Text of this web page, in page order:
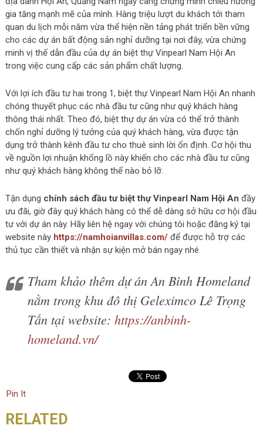
gia tăng mạnh mẽ của mình. Hàng triệu lượt du khách tới tham
quan du lịch mỗi năm vừa thể hiện nền tảng phát triển bền vững
cho các dự án bất động sản nghỉ dưỡng tại nơi đây, vừa chứng
minh vị thế dẫn đầu của dự án biệt thự Vinpearl Nam Hội An
trong việc cung cấp các sản phẩm chất lượng.
Với lợi ích đầu tư hai trong 1, biệt thự Vinpearl Nam Hội An nhanh
chóng thuyết phục các nhà đầu tư cũng như quý khách hàng
thông thái nhất. Theo đó, biệt thự dự án vừa có thể trở thành
chốn nghỉ dưỡng lý tưởng của quý khách hàng, vừa được tận
dụng trở thành kênh đầu tư cho thuê sinh lời ổn định. Cơ hội thu
về nguồn lợi nhuận khổng lồ này khiến cho các nhà đầu tư cũng
như quý khách hàng không thể nào bỏ lỡ.
Tận dụng chính sách đầu tư biệt thự Vinpearl Nam Hội An đầy
ưu đãi, giờ đây quý khách hàng có thể dễ dàng sở hữu cơ hội đầu
tư với dự án này. Hãy liên hệ ngay với chúng tôi hoặc đăng ký tại
website này https://namhoianvillas.com/để được hỗ trợ các
thủ tục cần thiết và nhận sự kiện mở bán ngay nhé.
Tham khảo thêm dự án An Bình Homeland
nằm trong khu đô thị Geleximco Lê Trọng
Tấn tại website: https://anbinh-
homeland.vn/
Pin It
RELATED